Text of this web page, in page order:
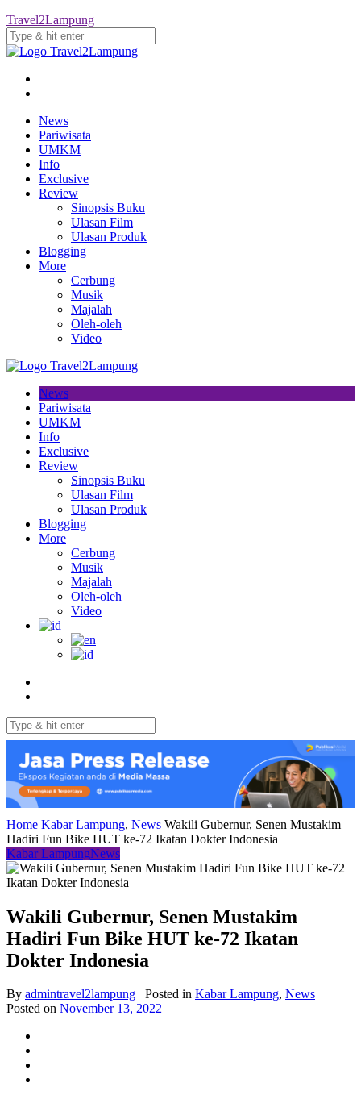
Travel2Lampung
News
Pariwisata
UMKM
Info
Exclusive
Review
Sinopsis Buku
Ulasan Film
Ulasan Produk
Blogging
More
Cerbung
Musik
Majalah
Oleh-oleh
Video
News
Pariwisata
UMKM
Info
Exclusive
Review
Sinopsis Buku
Ulasan Film
Ulasan Produk
Blogging
More
Cerbung
Musik
Majalah
Oleh-oleh
Video
Home Kabar Lampung, News Wakili Gubernur, Senen Mustakim
Hadiri Fun Bike HUT ke-72 Ikatan Dokter Indonesia
Kabar LampungNews
Wakili Gubernur, Senen Mustakim
Hadiri Fun Bike HUT ke-72 Ikatan
Dokter Indonesia
By admintravel2lampung Posted in Kabar Lampung, News
Posted on November 13, 2022